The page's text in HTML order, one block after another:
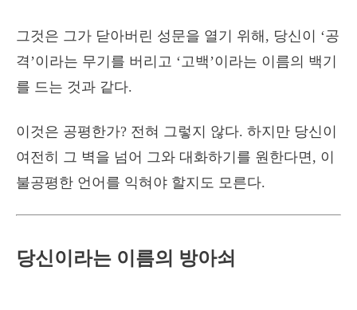
그것은 그가 닫아버린 성문을 열기 위해, 당신이 ‘공
격’이라는 무기를 버리고 ‘고백’이라는 이름의 백기
를 드는 것과 같다.
이것은 공평한가? 전혀 그렇지 않다. 하지만 당신이
여전히 그 벽을 넘어 그와 대화하기를 원한다면, 이
불공평한 언어를 익혀야 할지도 모른다.
당신이라는 이름의 방아쇠